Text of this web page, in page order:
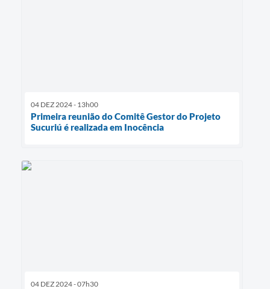
04 DEZ 2024 - 13h00
Primeira reunião do Comitê Gestor do Projeto
Sucuriú é realizada em Inocência
04 DEZ 2024 - 07h30